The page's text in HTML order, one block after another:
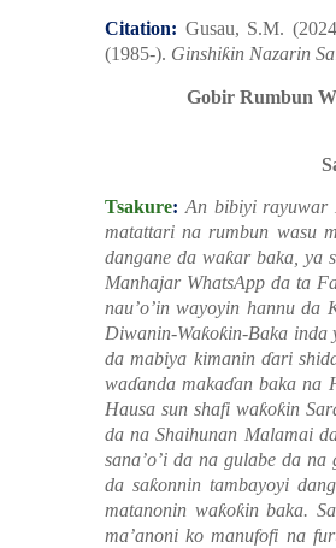
Citation: Gusau, S.M.
(1985-). Ginshiƙin Nazarin
Gobir Rumbun
Tsakure: An bibiyi rayuwar
matattari na rumbun wasu
dangane da waƙar baka, ya
Manhajar WhatsApp da ta
nau’o’in wayoyin hannu da
Diwanin-Waƙoƙin-Baka inda
da mabiya kimanin ɗari
waɗanda makaɗan baka na
Hausa sun shafi waƙoƙin
da na Shaihunan Malamai
sana’o’i da na gulabe da
da saƙonnin tambayoyi
matanonin waƙoƙin baka.
ma’anoni ko manufofi na